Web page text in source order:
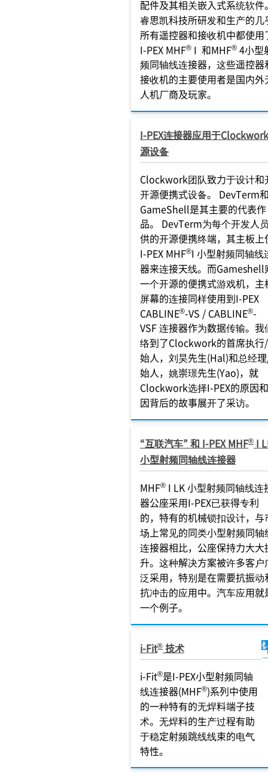
配件及其相关嵌入式系统软件
睿思凯科技所研发和生产的几
所有遥控器和接收机中都使用
I-PEX MHF® I 和MHF® 4小型
频同轴线连接器，这些遥控器
接收机的主要使用者是国内外
人机厂商及玩家。
I-PEX连接器应用于
源设备
Clockwork团队致力于设计和
开源便携式设备。 DevTerm
GameShell是其主要的代表作
品。 DevTerm为每个开发人
供的开源便携终端，其主板上
I-PEX MHF®I 小型射频同轴线
器来连接天线。而Gameshell
一个开源的便携式游戏机，主
屏幕的连接同样使用到I-PEX
CABLINE®-VS / CABLINE®-
VSF 连接器作为数据传输。我
络到了Clockwork的首席执行
始人，刘昊先生(Hal)和总经
始人，姚崇璟先生(Yao)，就
Clockwork选择I-PEX的原因
因背后的故事展开了采访。
“互联汽车” 和 I-PEX MHF® I
小型射频同轴线连接器
MHF® I LK 小型射频同轴线连
器公座采用I-PEX已获得专利
的，特有的机械锁扣设计，与
场上常见的同类小型射频同轴
连接器相比，公座保持力大大
升。这种解决方案被许多客户
泛采用，特别是在需要抗振动
抗冲击的应用中。汽车应用就
一个例子。
i-Fit® 技术
i-Fit®是I-PEX小型射频同轴
线连接器(MHF®)系列中使用
的一种特有的无焊料端子技
术。无焊料的生产过程有助
于稳定射频跳线线束的电气
特性。